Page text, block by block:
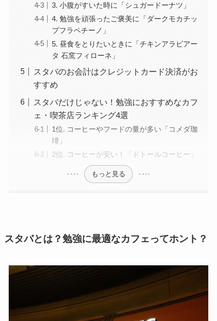
3. 小腹がすいた時に「シュガードーナツ」
4. 勉強を頑張ったご褒美に「ダークモカチッ
プフラペチーノ」
5. 昼食をとりたいときに「チキンアラビアー
タ 石窯フィローネ」
スタバのお会計はクレジットカード決済がお
すすめ
スタバだけじゃない！勉強におすすめなカフ
ェ・喫茶店ランキング4選
1位. コーヒーやフードの量が多い「コメダ珈
琲」
2位. コーヒーが安い！「ドトールコーヒー」
もっと見る
スタバとは？勉強に最適なカフェってホント？